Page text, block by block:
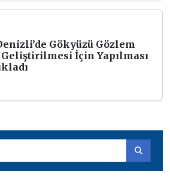
Gökyüzü Gözlem
İçin Yapılması